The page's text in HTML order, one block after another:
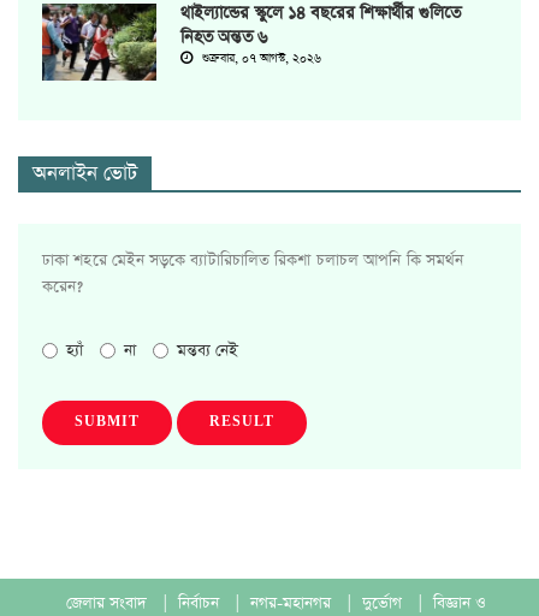
থাইল্যান্ডের স্কুলে ১৪ বছরের শিক্ষার্থীর গুলিতে
নিহত অন্তত ৬
শুক্রবার, ০৭ আগস্ট, ২০২৬
অনলাইন ভোট
ঢাকা শহরে মেইন সড়কে ব্যাটারিচালিত রিকশা চলাচল আপনি কি সমর্থন
করেন?
হ্যাঁ না মন্তব্য নেই
SUBMIT RESULT
জেলার সংবাদ নির্বাচন নগর-মহানগর দুর্ভোগ
বিজ্ঞান ও